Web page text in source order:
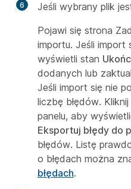
6 Jeśli wybrany plik
Pojawi się strona
importu. Jeśli import
wyświetli stan
dodanych lub
Jeśli import się nie
liczbę błędów.
panelu, aby
Eksportuj błędy do
błędów. Listę
o błędach można
błędach.